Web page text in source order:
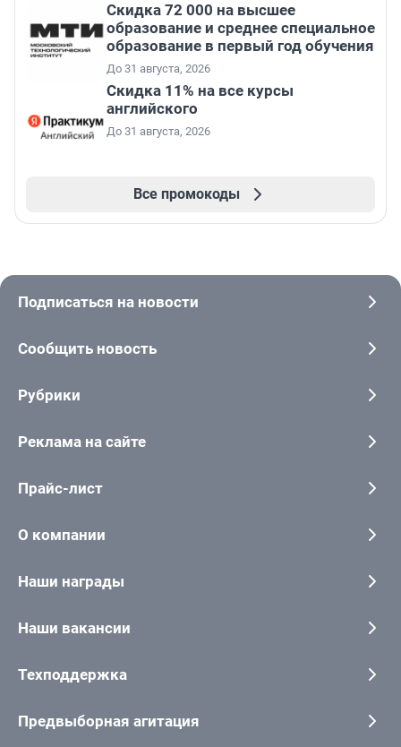
Скидка 72 000 на высшее
образование и среднее специальное
образование в первый год обучения
До 31 августа, 2026
Скидка 11% на все курсы
английского
До 31 августа, 2026
Все промокоды
Подписаться на новости
Сообщить новость
Рубрики
Реклама на сайте
Прайс-лист
О компании
Наши награды
Наши вакансии
Техподдержка
Предвыборная агитация